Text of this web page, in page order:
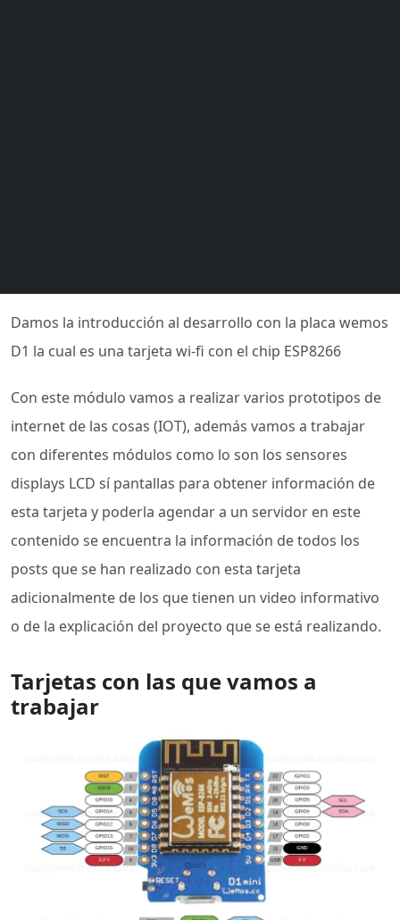
Damos la introducción al desarrollo con la placa wemos
D1 la cual es una tarjeta wi-fi con el chip ESP8266
Con este módulo vamos a realizar varios prototipos de
internet de las cosas (IOT), además vamos a trabajar
con diferentes módulos como lo son los sensores
displays LCD sí pantallas para obtener información de
esta tarjeta y poderla agendar a un servidor en este
contenido se encuentra la información de todos los
posts que se han realizado con esta tarjeta
adicionalmente de los que tienen un video informativo
o de la explicación del proyecto que se está realizando.
Tarjetas con las que vamos a
trabajar